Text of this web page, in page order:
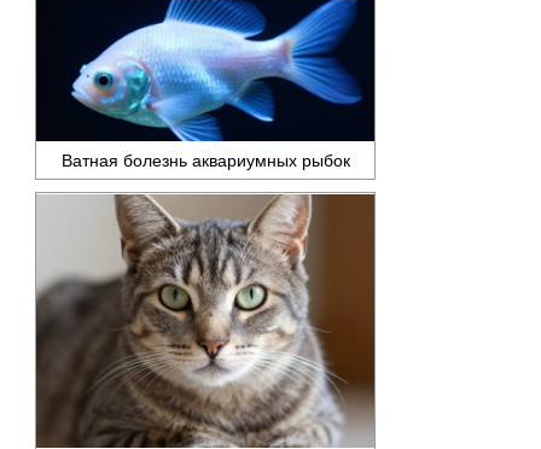
Ватная болезнь аквариумных рыбок